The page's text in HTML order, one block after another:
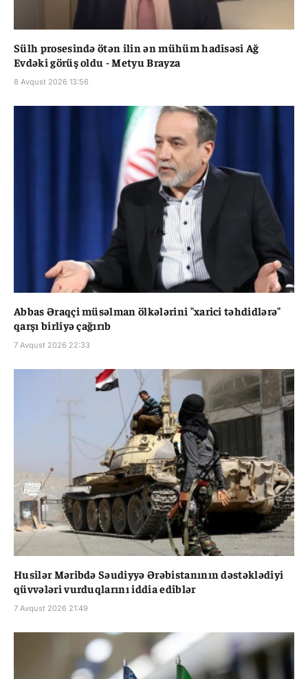
Sülh prosesində ötən ilin ən mühüm hadisəsi Ağ
Evdəki görüş oldu - Metyu Brayza
8 Avqust 2026 13:56
Abbas Əraqçi müsəlman ölkələrini "xarici təhdidlərə"
qarşı birliyə çağırıb
7 Avqust 2026 22:33
Husilər Məribdə Səudiyyə Ərəbistanının dəstəklədiyi
qüvvələri vurduqlarını iddia ediblər
7 Avqust 2026 21:49